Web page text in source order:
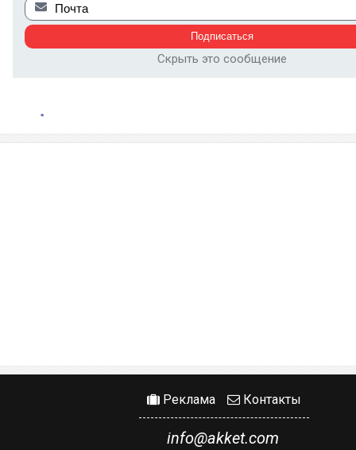
Скрыть это сообщение
Реклама Контакты
info@akket.com